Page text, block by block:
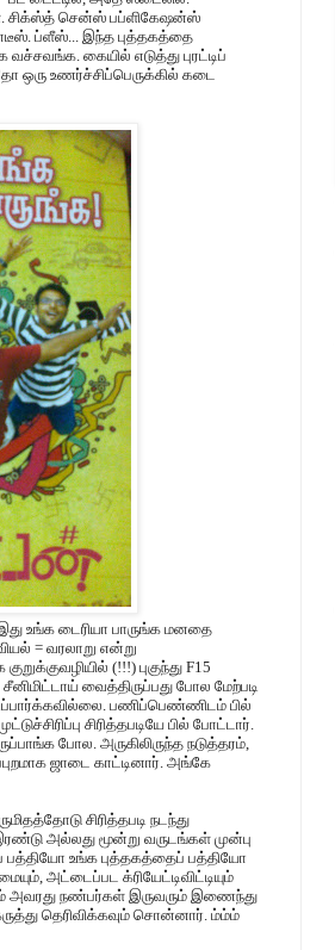
சிக்ஸ்த் சென்ஸ் பப்ளிகேஷன்ஸ்
ப்ளீஸ்... இந்த புத்தகத்தை
கையில் எடுத்து புரட்டிப்
ஒரு உணர்ச்சிப்பெருக்கில் கடை
உங்க டைரியா பாருங்க மனதை
= வரலாறு என்று
(!!!) புகுந்து F15
வைத்திருப்பது போல மேற்படி
பணிப்பெண்ணிடம் பில்
சிரித்தபடியே பில் போட்டார்.
போல. அருகிலிருந்த நடுத்தரம்,
ஜாடை காட்டினார். அங்கே
சிரித்தபடி நடந்து
அல்லது மூன்று வருடங்கள் முன்பு
பத்தியோ உங்க புத்தகத்தைப் பத்தியோ
அட்டைப்பட க்ரியேட்டிவிட்டியும்
அவரது நண்பர்கள் இருவரும் இணைந்து
தெரிவிக்கவும் சொன்னார். ம்ம்ம்